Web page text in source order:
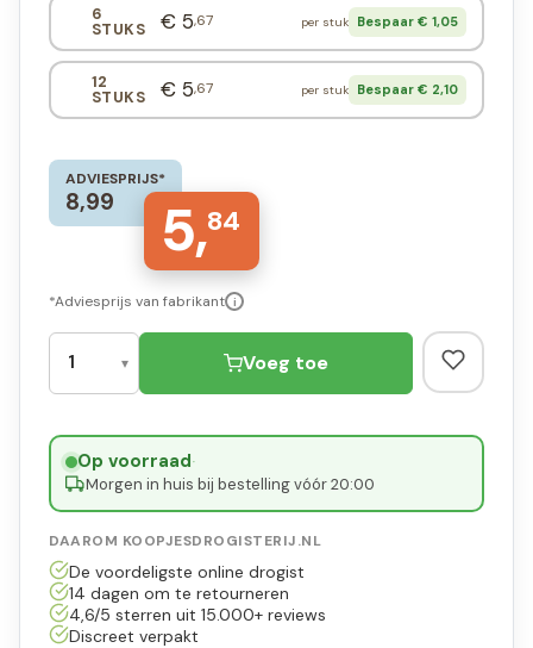
6
STUKS € 5,67 per stuk Bespaar € 1,05
12
STUKS € 5,67 per stuk Bespaar € 2,10
ADVIESPRIJS*
8,99 5,84
*Adviesprijs van fabrikant i
Voeg toe
Op voorraad·
Morgen in huis bij bestelling vóór 20:00
DAAROM KOOPJESDROGISTERIJ.NL
De voordeligste online drogist
14 dagen om te retourneren
4,6/5 sterren uit 15.000+ reviews
Discreet verpakt